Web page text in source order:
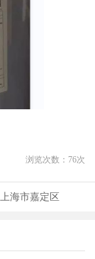
浏览次数： 76次
上海市嘉定区